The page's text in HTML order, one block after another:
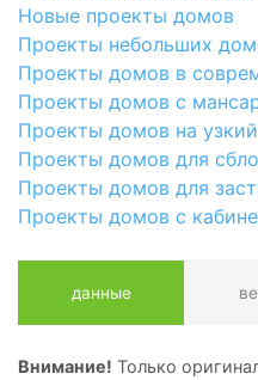
Новые проекты домов
Проекты небольших
Проекты домов в
Проекты домов с
Проекты домов на
Проекты домов для
Проекты домов для
Проекты домов с
данные
Внимание! Только